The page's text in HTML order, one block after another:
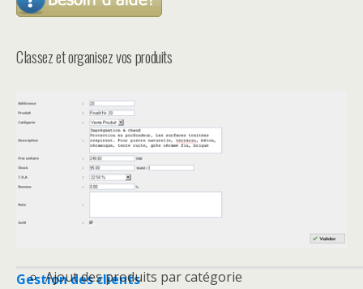
Classez et organisez vos produits
Ajout des produits par catégorie
Gestion des clients